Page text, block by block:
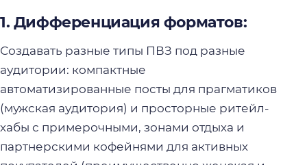
1. Дифференциация форматов:
Создавать разные типы ПВЗ под разные
аудитории: компактные
автоматизированные посты для прагматиков
(мужская аудитория) и просторные ритейл-
хабы с примерочными, зонами отдыха и
партнерскими кофейнями для активных